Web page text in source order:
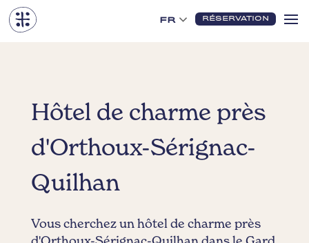
FR RÉSERVATION
Hôtel de charme près
d'Orthoux-Sérignac-
Quilhan
Vous cherchez un hôtel de charme près